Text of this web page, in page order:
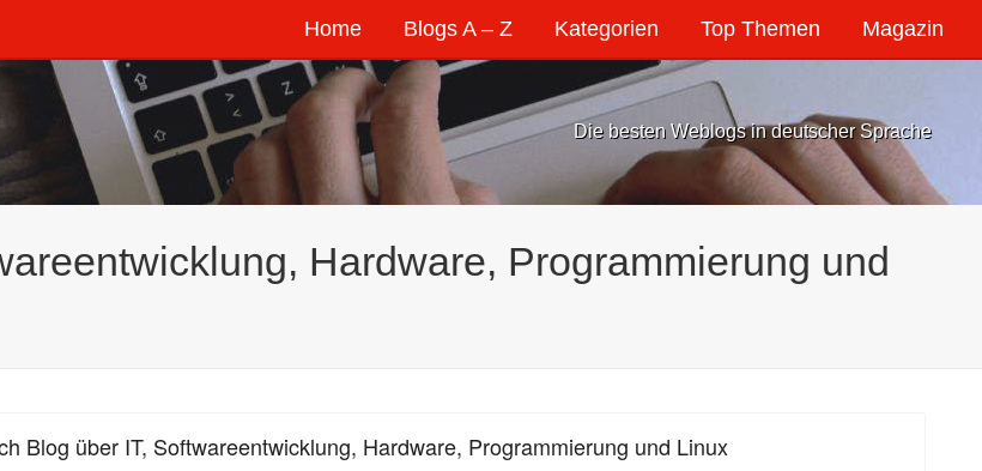
Home Blogs A – Z Kategorien Top Themen Magazin
Die besten Weblogs in deutscher Sprache
Hardware, Programmierung und
Blog über IT, Softwareentwicklung, Hardware, Programmierung und Linux